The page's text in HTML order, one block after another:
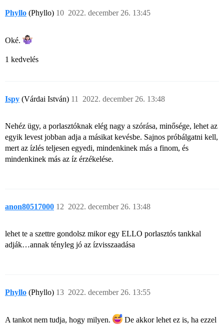
Phyllo (Phyllo) 2022. december 26. 13:45
10
Oké.
1 kedvelés
Ispy (Várdai István) 2022. december 26. 13:48
11
Nehéz ügy, a porlasztóknak elég nagy a szórása, minősége, lehet az
egyik levest jobban adja a másikat kevésbe. Sajnos próbálgatni kell,
mert az ízlés teljesen egyedi, mindenkinek más a finom, és
mindenkinek más az íz érzékelése.
anon80517000 2022. december 26. 13:48
12
lehet te a szettre gondolsz mikor egy ELLO porlasztós tankkal
adják…annak tényleg jó az ízvisszaadása
Phyllo (Phyllo) 2022. december 26. 13:55
13
A tankot nem tudja, hogy milyen.
De akkor lehet ez is, ha ezzel